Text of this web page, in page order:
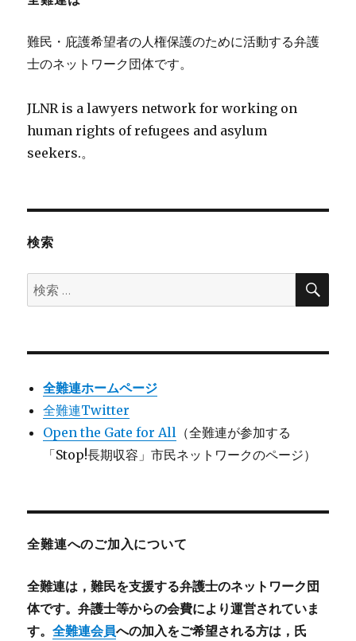
難民・庇護希望者の人権保護のために活動する弁護
士のネットワーク団体です。
JLNR is a lawyers network for working on
human rights of refugees and asylum
seekers.。
検索
検
索:
検
全難連ホームページ
全難連Twitter
Open the Gate for All （全難連が参加する
「Stop!長期収容」市民ネットワークのページ）
全難連へのご加入について
全難連は，難民を支援する弁護士のネットワーク団
体です。弁護士等からの会費により運営されていま
す。全難連会員への加入をご希望される方は，氏